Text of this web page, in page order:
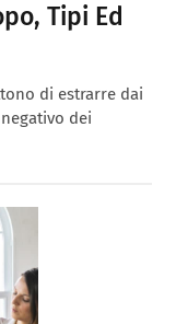
Tipi Ed
di estrarre dai
dei